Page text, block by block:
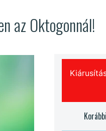
az Oktogonnál!